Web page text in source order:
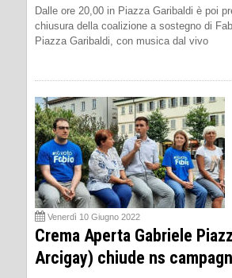
Dalle ore 20,00 in Piazza Garibaldi è poi
chiusura della coalizione a sostegno di
Piazza Garibaldi, con musica dal vivo
Venerdì 10 Giugno 2022
Crema Aperta Gabriele
Arcigay) chiude ns